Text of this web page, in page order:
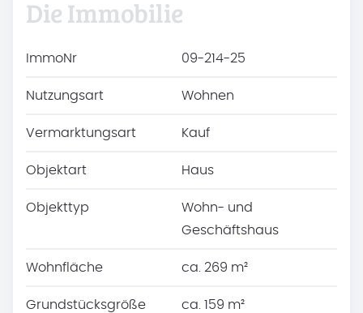
Die Immobilie
ImmoNr 09-214-25
Nutzungsart Wohnen
Vermarktungsart Kauf
Objektart Haus
Objekttyp
Wohn- und
Geschäftshaus
Wohnfläche ca. 269 m²
Grundstücksgröße ca. 159 m²